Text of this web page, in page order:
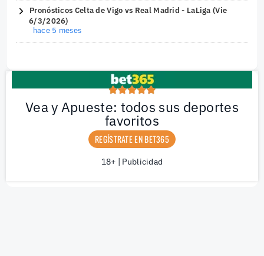
Pronósticos Celta de Vigo vs Real Madrid - LaLiga (Vie
6/3/2026)
hace 5 meses
Vea y Apueste: todos sus deportes
favoritos
REGÍSTRATE EN BET365
18+ | Publicidad